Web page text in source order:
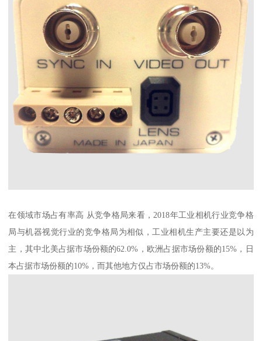
在领域市场占有率高 从竞争格局来看，2018年工业相机行业竞争格
局与机器视觉行业的竞争格局为相似，工业相机生产主要还是以为
主，其中北美占据市场份额的62.0%，欧洲占据市场份额的15%，日
本占据市场份额的10%，而其他地方仅占市场份额的13%。